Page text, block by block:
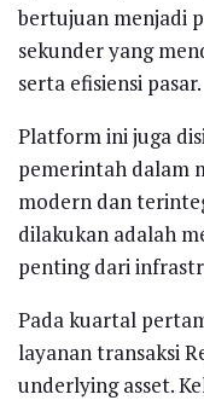
bertujuan menjadi
sekunder yang
serta efisiensi pasar.
Platform ini juga
pemerintah dalam
modern dan
dilakukan adalah
penting dari
Pada kuartal
layanan transaksi
underlying asset.